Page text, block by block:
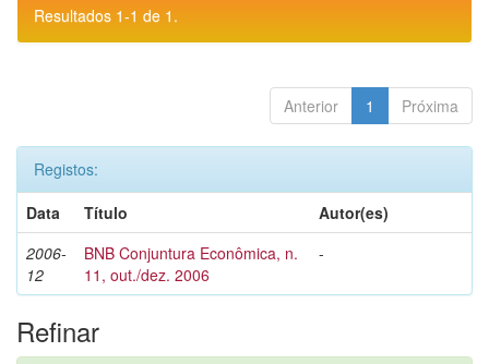
Resultados 1-1 de 1.
Anterior 1 Próxima
Registos:
Data
Título
Autor(es)
2006-
12
BNB Conjuntura Econômica, n.
11, out./dez. 2006
-
Refinar